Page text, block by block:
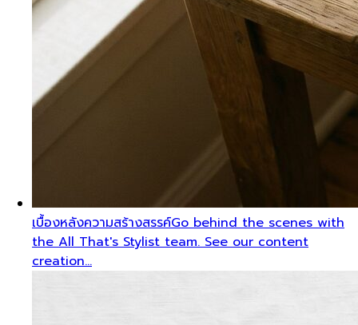
เบื้องหลังความสร้างสรรค์Go behind the scenes with
the All That's Stylist team. See our content
creation…